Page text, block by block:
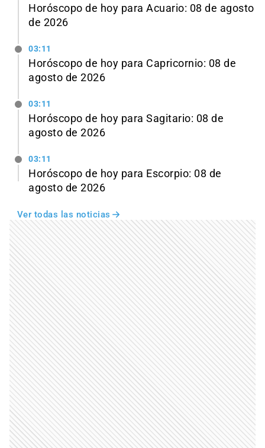
Horóscopo de hoy para Acuario: 08 de agosto
de 2026
03:11
Horóscopo de hoy para Capricornio: 08 de
agosto de 2026
03:11
Horóscopo de hoy para Sagitario: 08 de
agosto de 2026
03:11
Horóscopo de hoy para Escorpio: 08 de
agosto de 2026
Ver todas las noticias